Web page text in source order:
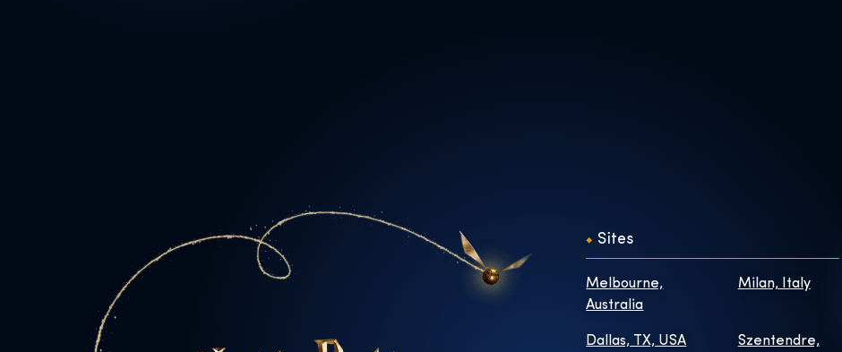
Sites
Melbourne,
Australia
Milan, Italy
Dallas, TX, USA
Szentendre,